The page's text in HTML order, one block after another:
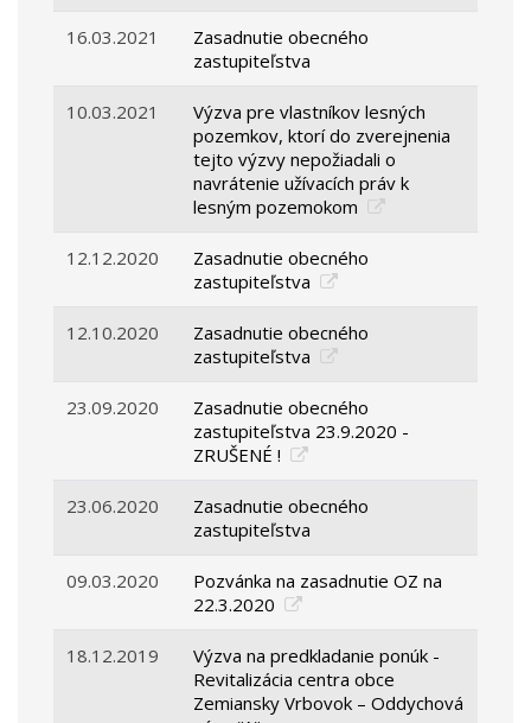
16.03.2021
Zasadnutie obecného
zastupiteľstva
10.03.2021
Výzva pre vlastníkov lesných
pozemkov, ktorí do zverejnenia
tejto výzvy nepožiadali o
navrátenie užívacích práv k
lesným pozemokom
12.12.2020
Zasadnutie obecného
zastupiteľstva
12.10.2020
Zasadnutie obecného
zastupiteľstva
23.09.2020
Zasadnutie obecného
zastupiteľstva 23.9.2020 -
ZRUŠENÉ !
23.06.2020
Zasadnutie obecného
zastupiteľstva
09.03.2020
Pozvánka na zasadnutie OZ na
22.3.2020
18.12.2019
Výzva na predkladanie ponúk -
Revitalizácia centra obce
Zemiansky Vrbovok – Oddychová